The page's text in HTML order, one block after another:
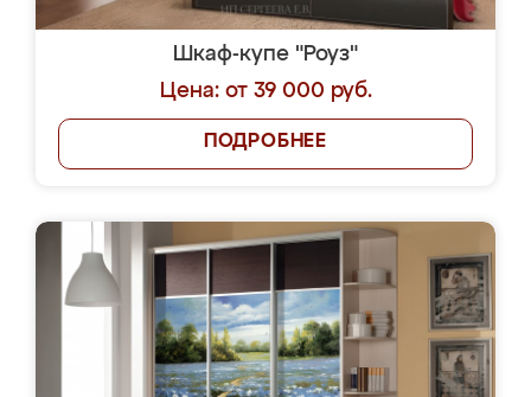
Шкаф-купе "Роуз"
Цена: от 39 000 руб.
ПОДРОБНЕЕ